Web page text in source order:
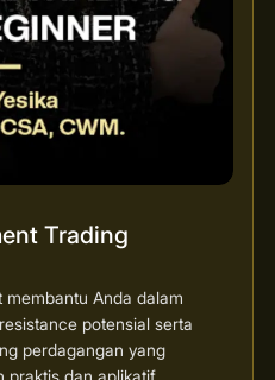
Trading
Anda dalam
potensial serta
perdagangan yang
praktis dan aplikatif